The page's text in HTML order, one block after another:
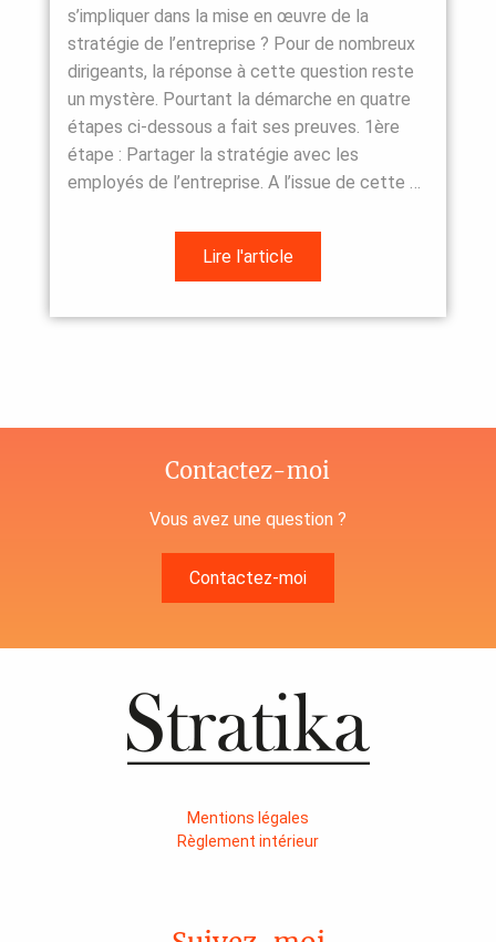
s’impliquer dans la mise en œuvre de la
stratégie de l’entreprise ? Pour de nombreux
dirigeants, la réponse à cette question reste
un mystère. Pourtant la démarche en quatre
étapes ci-dessous a fait ses preuves. 1ère
étape : Partager la stratégie avec les
employés de l’entreprise. A l’issue de cette …
Lire l'article
Contactez-moi
Vous avez une question ?
Contactez-moi
Mentions légales
Règlement intérieur